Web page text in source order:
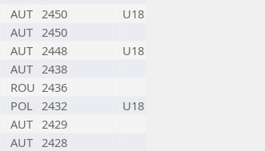
AUT 2450
U18
AUT 2450
AUT 2448
U18
AUT 2438
ROU 2436
POL 2432
U18
AUT 2429
AUT 2428